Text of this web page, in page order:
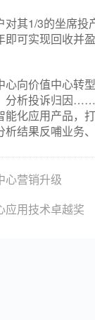
其1/3的坐席
可实现回收并
向价值中心转
分析投诉归因
化应用产品，
结果反哺业务
心营销升级
应用技术卓越奖